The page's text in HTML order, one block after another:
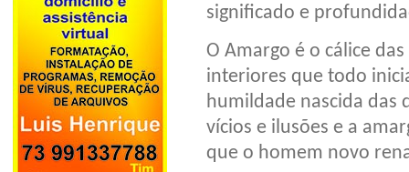
significado e
O Amargo é o cálice
interiores que todo
humildade nascida das
vícios e ilusões e a
que o homem novo